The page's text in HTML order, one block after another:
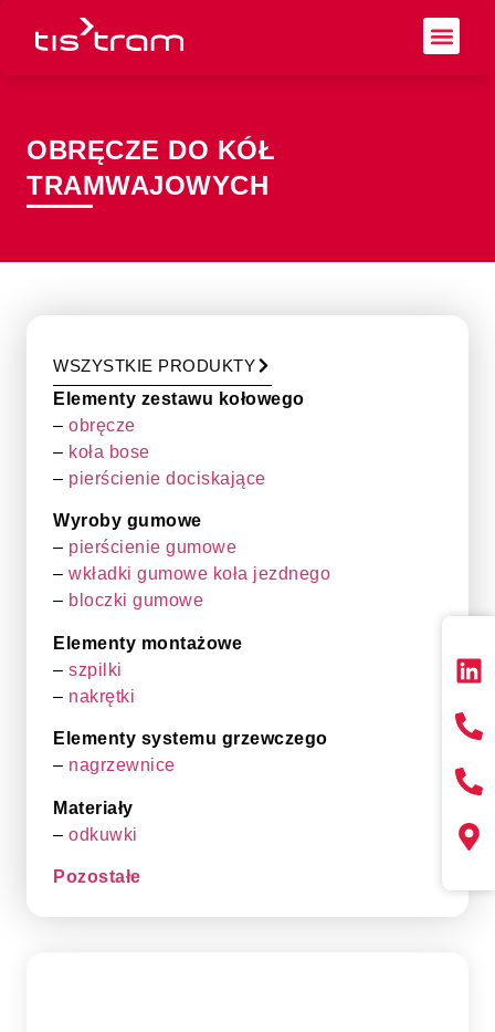
OBRĘCZE DO KÓŁ
TRAMWAJOWYCH
WSZYSTKIE PRODUKTY
Elementy zestawu kołowego
– obręcze
– koła bose
– pierścienie dociskające
Wyroby gumowe
– pierścienie gumowe
– wkładki gumowe koła jezdnego
– bloczki gumowe
Elementy montażowe
– szpilki
– nakrętki
Elementy systemu grzewczego
– nagrzewnice
Materiały
– odkuwki
Pozostałe